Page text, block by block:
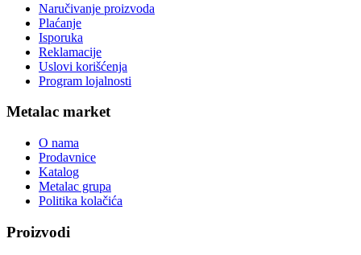
Naručivanje proizvoda
Plaćanje
Isporuka
Reklamacije
Uslovi korišćenja
Program lojalnosti
Metalac market
O nama
Prodavnice
Katalog
Metalac grupa
Politika kolačića
Proizvodi